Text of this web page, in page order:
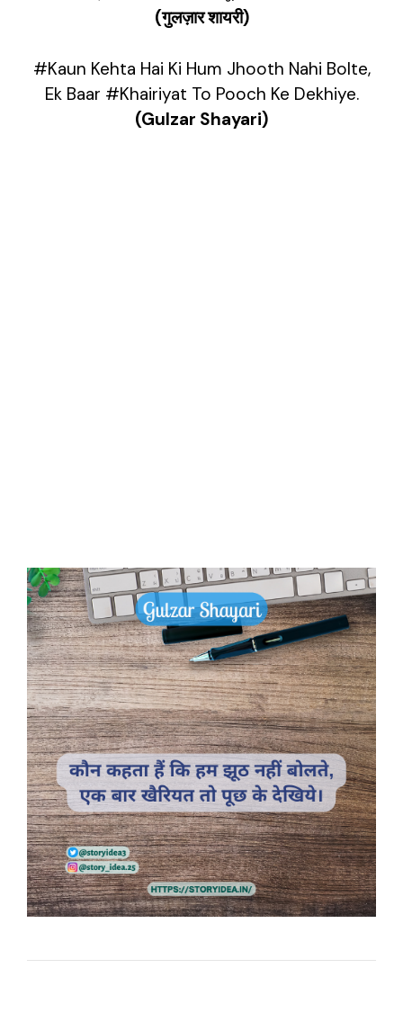
(गुलज़ार शायरी)
#Kaun Kehta Hai Ki Hum Jhooth Nahi Bolte,
Ek Baar #Khairiyat To Pooch Ke Dekhiye.
(Gulzar Shayari)